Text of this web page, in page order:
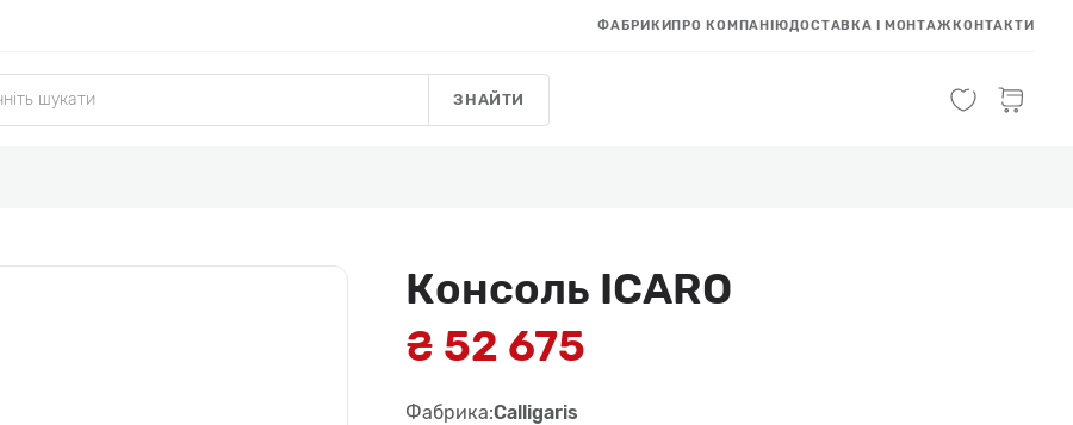
ФАБРИКИПРО КОМПАНІЮДОСТАВКА І МОНТАЖКОНТАКТИ
ЗНАЙТИ
Консоль ICARO
₴ 52 675
Фабрика:Calligaris